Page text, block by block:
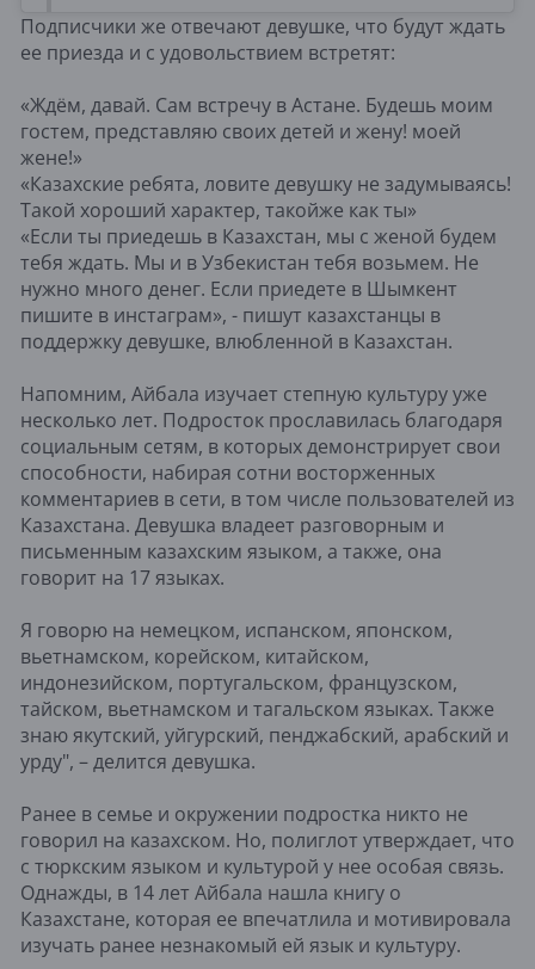
Подписчики же отвечают девушке, что будут ждать
ее приезда и с удовольствием встретят:
«Ждём, давай. Сам встречу в Астане. Будешь моим
гостем, представляю своих детей и жену! моей
жене!»
«Казахские ребята, ловите девушку не задумываясь!
Такой хороший характер, такойже как ты»
«Если ты приедешь в Казахстан, мы с женой будем
тебя ждать. Мы и в Узбекистан тебя возьмем. Не
нужно много денег. Если приедете в Шымкент
пишите в инстаграм», - пишут казахстанцы в
поддержку девушке, влюбленной в Казахстан.
Напомним, Айбала изучает степную культуру уже
несколько лет. Подросток прославилась благодаря
социальным сетям, в которых демонстрирует свои
способности, набирая сотни восторженных
комментариев в сети, в том числе пользователей из
Казахстана. Девушка владеет разговорным и
письменным казахским языком, а также, она
говорит на 17 языках.
Я говорю на немецком, испанском, японском,
вьетнамском, корейском, китайском,
индонезийском, португальском, французском,
тайском, вьетнамском и тагальском языках. Также
знаю якутский, уйгурский, пенджабский, арабский и
урду", – делится девушка.
Ранее в семье и окружении подростка никто не
говорил на казахском. Но, полиглот утверждает, что
с тюркским языком и культурой у нее особая связь.
Однажды, в 14 лет Айбала нашла книгу о
Казахстане, которая ее впечатлила и мотивировала
изучать ранее незнакомый ей язык и культуру.